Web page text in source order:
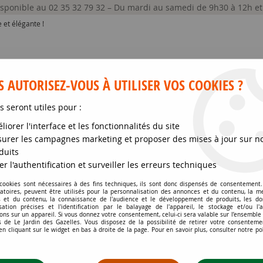
au 02 35 32 79 32 – Du mardi au samedi de 9h30 à 12h
et élégante !
GRAINES ET SEMENCES MATÉRIELS
- Asaret : godet de 9x9 cm - 0,6 litre
ASARUM
Soyez le premier à donner
AUTORISEZ-VOUS À UTILISER VOS COOKIES ?
seront utiles pour :
l'interface et les fonctionnalités du site
les campagnes marketing et proposer des mises à jour sur
l'authentification et surveiller les erreurs techniques
sont nécessaires à des fins techniques, ils sont donc dispensés de
peuvent être utilisés pour la personnalisation des annonces et du contenu, la
et du contenu, la connaissance de l'audience et le développement de produits, les
précises et l'identification par le balayage de l'appareil, le stockage et/ou
sur un appareil. Si vous donnez votre consentement, celui-ci sera valable sur l’ensemble
de Le Jardin des Gazelles. Vous disposez de la possibilité de retirer votre
cliquant sur le widget en bas à droite de la page. Pour en savoir plus, consulter notre